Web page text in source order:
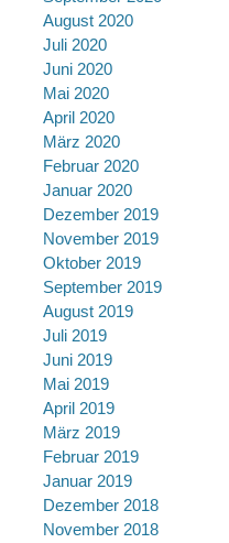
August 2020
Juli 2020
Juni 2020
Mai 2020
April 2020
März 2020
Februar 2020
Januar 2020
Dezember 2019
November 2019
Oktober 2019
September 2019
August 2019
Juli 2019
Juni 2019
Mai 2019
April 2019
März 2019
Februar 2019
Januar 2019
Dezember 2018
November 2018